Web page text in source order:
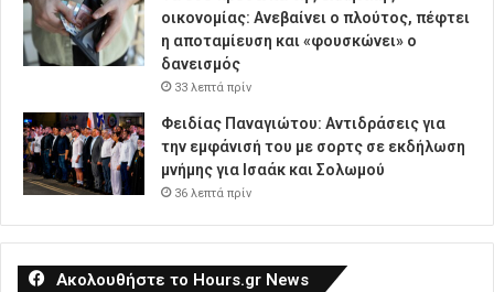
οικονομίας: Aνεβαίνει ο πλούτος, πέφτει
η αποταμίευση και «φουσκώνει» ο
δανεισμός
33 λεπτά πρίν
Φειδίας Παναγιώτου: Αντιδράσεις για
την εμφάνισή του με σορτς σε εκδήλωση
μνήμης για Ισαάκ και Σολωμού
36 λεπτά πρίν
Ακολουθήστε το Hours.gr News